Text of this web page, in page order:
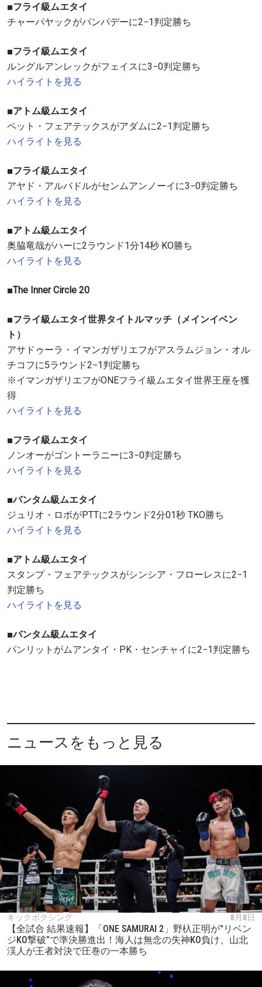
■フライ級ムエタイ
チャーパヤックがパンパデーに2−1判定勝ち
■フライ級ムエタイ
ルングルアンレックがフェイスに3−0判定勝ち
ハイライトを見る
■アトム級ムエタイ
ペット・フェアテックスがアダムに2−1判定勝ち
ハイライトを見る
■フライ級ムエタイ
アヤド・アルバドルがセンムアンノーイに3−0判定勝ち
ハイライトを見る
■アトム級ムエタイ
奥脇竜哉がハーに2ラウンド1分14秒 KO勝ち
ハイライトを見る
■The Inner Circle 20
■フライ級ムエタイ世界タイトルマッチ（メインイベン
ト）
アサドゥーラ・イマンガザリエフがアスラムジョン・オル
チコフに5ラウンド2−1判定勝ち
※イマンガザリエフがONEフライ級ムエタイ世界王座を獲
得
ハイライトを見る
■フライ級ムエタイ
ノンオーがゴントーラニーに3−0判定勝ち
ハイライトを見る
■バンタム級ムエタイ
ジュリオ・ロボがPTTに2ラウンド2分01秒 TKO勝ち
ハイライトを見る
■アトム級ムエタイ
スタンプ・フェアテックスがシンシア・フローレスに2−1
判定勝ち
ハイライトを見る
■バンタム級ムエタイ
パンリットがムアンタイ・PK・センチャイに2−1判定勝ち
ニュースをもっと見る
キックボクシング 8月8日
【全試合 結果速報】「ONE SAMURAI 2」野杁正明が“リベン
ジKO撃破”で準決勝進出！海人は無念の失神KO負け、山北
渓人が王者対決で圧巻の一本勝ち
対戦相手
大会
ハイライトを見る
最新情報をゲット
ONEチャンピオンシップとどこでも一緒！ 最新ニ
ュース、特別オファー、ライブイベントの最高の
席をゲットするため今すぐ登録を！
Eメール
名前（ローマ字で記入）
購読
このフォームを送信することにより、お客様は当